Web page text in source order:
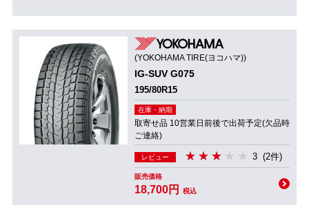
(YOKOHAMA TIRE(ヨコハマ))
IG-SUV G075
195/80R15
在庫・納期
取寄せ品 10営業日前後で出荷予定(欠品時
ご連絡)
レビュー 3 (2件)
販売価格
18,700円 税込